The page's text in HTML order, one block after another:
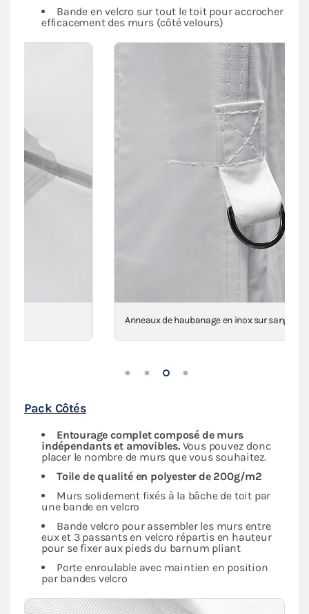
Bande en velcro sur tout le toit pour accrocher
efficacement des murs (côté velours)
Anneaux de haubanage en inox sur sangles
Pack Côtés
Entourage complet composé de murs
indépendantset amovibles.Vous pouvez donc
placer le nombre de murs que vous souhaitez.
Toile de qualité en polyester de 200g/m2
Murs solidement fixés à la bâche de toit par
une bande en velcro
Bande velcro pour assembler les murs entre
eux et 3 passants en velcro répartis en hauteur
pour se fixer aux pieds du barnum pliant
Porte enroulable avec maintien en position
par bandes velcro